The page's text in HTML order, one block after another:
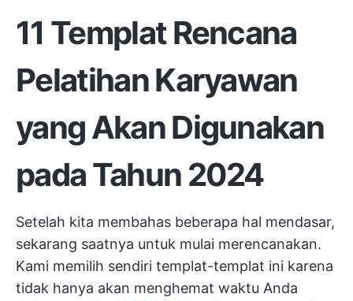
11 Templat Rencana
Pelatihan Karyawan
yang Akan Digunakan
pada Tahun 2024
Setelah kita membahas beberapa hal mendasar,
sekarang saatnya untuk mulai merencanakan.
Kami memilih sendiri templat-templat ini karena
tidak hanya akan menghemat waktu Anda